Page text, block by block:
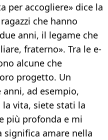
per accogliere» dice la
che hanno
anni, il legame che
fraterno». Tra le e-
alcune che
progetto. Un
anni, ad esempio,
la vita, siete stati la
più profonda e mi
significa amare nella